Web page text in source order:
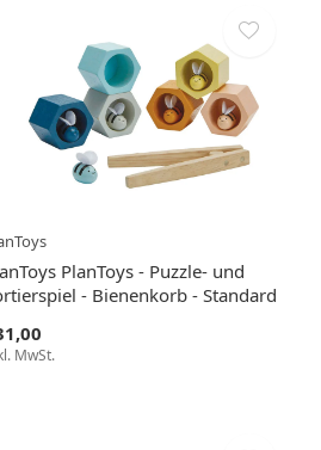
PlanToys - Puzzle- und
- Bienenkorb - Standard
MwSt.